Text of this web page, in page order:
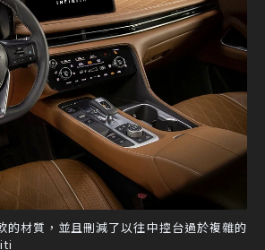
的材質，並且刪減了以往中控台過於複雜的